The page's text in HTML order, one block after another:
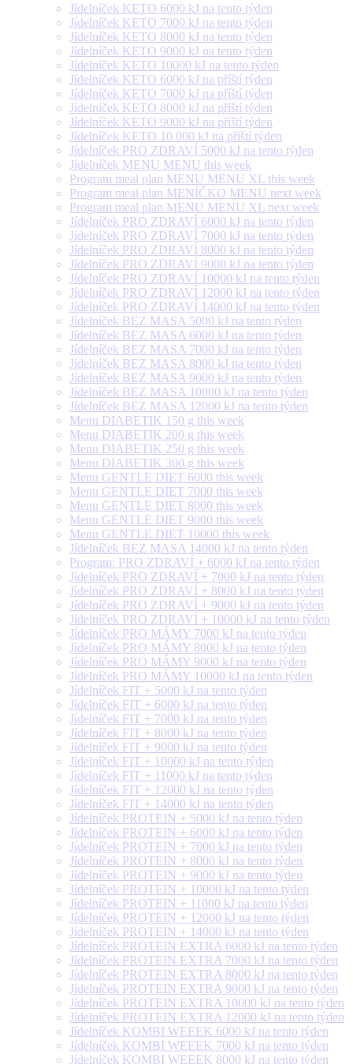
Jídelníček KETO 6000 kJ na tento týden
Jídelníček KETO 7000 kJ na tento týden
Jídelníček KETO 8000 kJ na tento týden
Jídelníček KETO 9000 kJ na tento týden
Jídelníček KETO 10000 kJ na tento týden
Jídelníček KETO 6000 kJ na příští týden
Jídelníček KETO 7000 kJ na příští týden
Jídelníček KETO 8000 kJ na příští týden
Jídelníček KETO 9000 kJ na příští týden
Jídelníček KETO 10 000 kJ na příští týden
Jídelníček PRO ZDRAVÍ 5000 kJ na tento týden
Jídelníček MENU MENU this week
Program meal plan MENU MENU XL this week
Program meal plan MENÍČKO MENU next week
Program meal plan MENU MENU XL next week
Jídelníček PRO ZDRAVÍ 6000 kJ na tento týden
Jídelníček PRO ZDRAVÍ 7000 kJ na tento týden
Jídelníček PRO ZDRAVÍ 8000 kJ na tento týden
Jídelníček PRO ZDRAVÍ 9000 kJ na tento týden
Jídelníček PRO ZDRAVÍ 10000 kJ na tento týden
Jídelníček PRO ZDRAVÍ 12000 kJ na tento týden
Jídelníček PRO ZDRAVÍ 14000 kJ na tento týden
Jídelníček BEZ MASA 5000 kJ na tento týden
Jídelníček BEZ MASA 6000 kJ na tento týden
Jídelníček BEZ MASA 7000 kJ na tento týden
Jídelníček BEZ MASA 8000 kJ na tento týden
Jídelníček BEZ MASA 9000 kJ na tento týden
Jídelníček BEZ MASA 10000 kJ na tento týden
Jídelníček BEZ MASA 12000 kJ na tento týden
Menu DIABETIK 150 g this week
Menu DIABETIK 200 g this week
Menu DIABETIK 250 g this week
Menu DIABETIK 300 g this week
Menu GENTLE DIET 6000 this week
Menu GENTLE DIET 7000 this week
Menu GENTLE DIET 8000 this week
Menu GENTLE DIET 9000 this week
Menu GENTLE DIET 10000 this week
Jídelníček BEZ MASA 14000 kJ na tento týden
Program: PRO ZDRAVÍ + 6000 kJ na tento týden
Jídelníček PRO ZDRAVÍ + 7000 kJ na tento týden
Jídelníček PRO ZDRAVÍ + 8000 kJ na tento týden
Jídelníček PRO ZDRAVÍ + 9000 kJ na tento týden
Jídelníček PRO ZDRAVÍ + 10000 kJ na tento týden
Jídelníček PRO MÁMY 7000 kJ na tento týden
Jídelníček PRO MÁMY 8000 kJ na tento týden
Jídelníček PRO MÁMY 9000 kJ na tento týden
Jídelníček PRO MÁMY 10000 kJ na tento týden
Jídelníček FIT + 5000 kJ na tento týden
Jídelníček FIT + 6000 kJ na tento týden
Jídelníček FIT + 7000 kJ na tento týden
Jídelníček FIT + 8000 kJ na tento týden
Jídelníček FIT + 9000 kJ na tento týden
Jídelníček FIT + 10000 kJ na tento týden
Jídelníček FIT + 11000 kJ na tento týden
Jídelníček FIT + 12000 kJ na tento týden
Jídelníček FIT + 14000 kJ na tento týden
Jídelníček PROTEIN + 5000 kJ na tento týden
Jídelníček PROTEIN + 6000 kJ na tento týden
Jídelníček PROTEIN + 7000 kJ na tento týden
Jídelníček PROTEIN + 8000 kJ na tento týden
Jídelníček PROTEIN + 9000 kJ na tento týden
Jídelníček PROTEIN + 10000 kJ na tento týden
Jídelníček PROTEIN + 11000 kJ na tento týden
Jídelníček PROTEIN + 12000 kJ na tento týden
Jídelníček PROTEIN + 14000 kJ na tento týden
Jídelníček PROTEIN EXTRA 6000 kJ na tento týden
Jídelníček PROTEIN EXTRA 7000 kJ na tento týden
Jídelníček PROTEIN EXTRA 8000 kJ na tento týden
Jídelníček PROTEIN EXTRA 9000 kJ na tento týden
Jídelníček PROTEIN EXTRA 10000 kJ na tento týden
Jídelníček PROTEIN EXTRA 12000 kJ na tento týden
Jídelníček KOMBI WEEEK 6000 kJ na tento týden
Jídelníček KOMBI WEEEK 7000 kJ na tento týden
Jídelníček KOMBI WEEEK 8000 kJ na tento týden